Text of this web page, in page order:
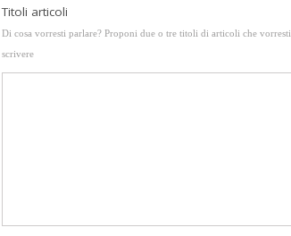
Titoli articoli
Di cosa vorresti parlare? Proponi due o tre titoli di articoli che vorresti
scrivere